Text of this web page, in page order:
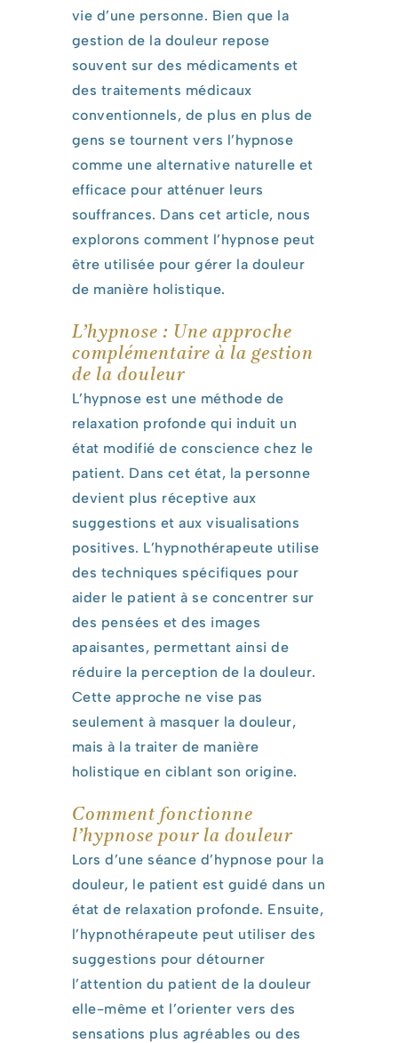
vie d’une personne. Bien que la
gestion de la douleur repose
souvent sur des médicaments et
des traitements médicaux
conventionnels, de plus en plus de
gens se tournent vers l’hypnose
comme une alternative naturelle et
efficace pour atténuer leurs
souffrances. Dans cet article, nous
explorons comment l’hypnose peut
être utilisée pour gérer la douleur
de manière holistique.
L’hypnose : Une approche
complémentaire à la gestion
de la douleur
L’hypnose est une méthode de
relaxation profonde qui induit un
état modifié de conscience chez le
patient. Dans cet état, la personne
devient plus réceptive aux
suggestions et aux visualisations
positives. L’hypnothérapeute utilise
des techniques spécifiques pour
aider le patient à se concentrer sur
des pensées et des images
apaisantes, permettant ainsi de
réduire la perception de la douleur.
Cette approche ne vise pas
seulement à masquer la douleur,
mais à la traiter de manière
holistique en ciblant son origine.
Comment fonctionne
l’hypnose pour la douleur
Lors d’une séance d’hypnose pour la
douleur, le patient est guidé dans un
état de relaxation profonde. Ensuite,
l’hypnothérapeute peut utiliser des
suggestions pour détourner
l’attention du patient de la douleur
elle-même et l’orienter vers des
sensations plus agréables ou des